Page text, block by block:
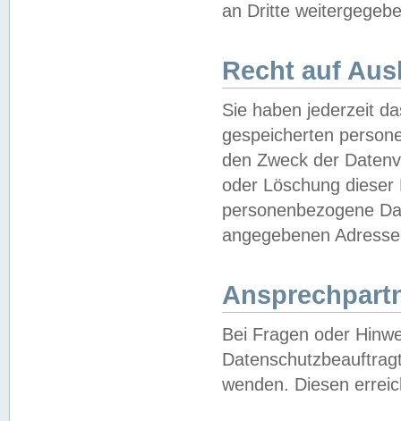
an Dritte
Recht auf
Sie haben jederzeit
gespeicherten
den Zweck der
oder Löschung
personenbezogene
angegebenen
Bei Fragen oder
wenden. Diesen